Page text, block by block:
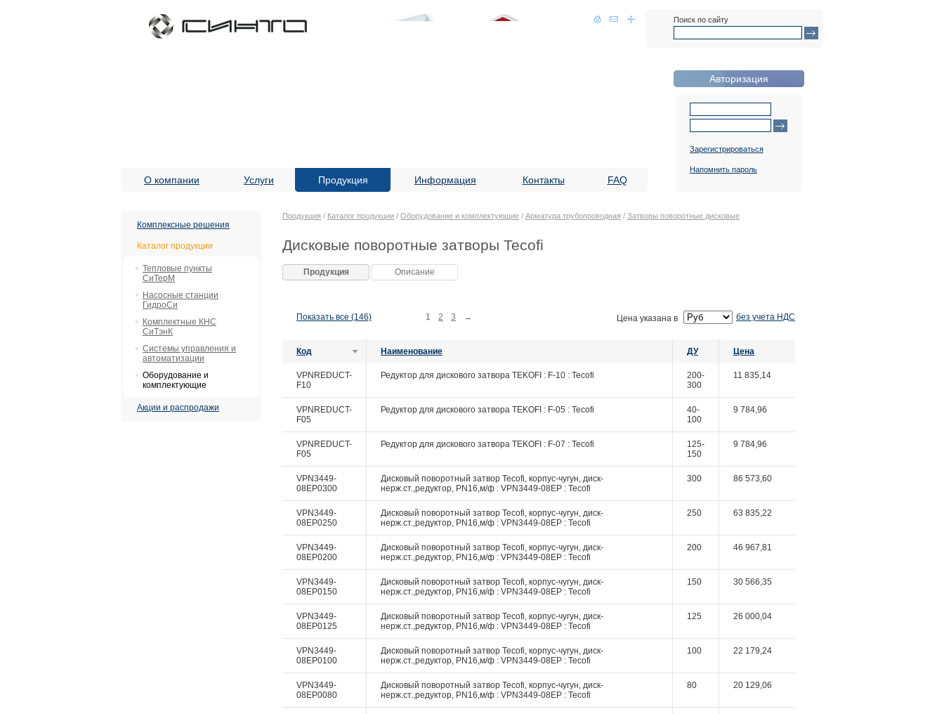
Поиск по сайту
О компании Услуги Продукция Информация Контакты FAQ
Авторизация
Зарегистрироваться
Напомнить пароль
Комплексные решения
Каталог продукции
Тепловые пункты
СиТерМ
Насосные станции
ГидроСи
Комплектные КНС
СиТэнК
Системы управления и
автоматизации
Оборудование и
комплектующие
Акции и распродажи
Продукция / Каталог продукции / Оборудование и комплектующие / Арматура трубопроводная / Затворы поворотные дисковые
Дисковые поворотные затворы Tecofi
Продукция Описание
Показать все (146) без учета НДС
Цена указана в
1 2 3 →
Код Наименование ДУ Цена
VPNREDUCT-
F10
Редуктор для дискового затвора TEKOFI : F-10 : Tecofi
200-
300
11 835,14
VPNREDUCT-
F05
Редуктор для дискового затвора TEKOFI : F-05 : Tecofi
40-
100
9 784,96
VPNREDUCT-
F05
Редуктор для дискового затвора TEKOFI : F-07 : Tecofi
125-
150
9 784,96
VPN3449-
08EP0300
Дисковый поворотный затвор Tecofi, корпус-чугун, диск-
нерж.ст.,редуктор, PN16,м/ф : VPN3449-08EP : Tecofi
300 86 573,60
VPN3449-
08EP0250
Дисковый поворотный затвор Tecofi, корпус-чугун, диск-
нерж.ст.,редуктор, PN16,м/ф : VPN3449-08EP : Tecofi
250 63 835,22
VPN3449-
08EP0200
Дисковый поворотный затвор Tecofi, корпус-чугун, диск-
нерж.ст.,редуктор, PN16,м/ф : VPN3449-08EP : Tecofi
200 46 967,81
VPN3449-
08EP0150
Дисковый поворотный затвор Tecofi, корпус-чугун, диск-
нерж.ст.,редуктор, PN16,м/ф : VPN3449-08EP : Tecofi
150 30 566,35
VPN3449-
08EP0125
Дисковый поворотный затвор Tecofi, корпус-чугун, диск-
нерж.ст.,редуктор, PN16,м/ф : VPN3449-08EP : Tecofi
125 26 000,04
VPN3449-
08EP0100
Дисковый поворотный затвор Tecofi, корпус-чугун, диск-
нерж.ст.,редуктор, PN16,м/ф : VPN3449-08EP : Tecofi
100 22 179,24
VPN3449-
08EP0080
Дисковый поворотный затвор Tecofi, корпус-чугун, диск-
нерж.ст.,редуктор, PN16,м/ф : VPN3449-08EP : Tecofi
80 20 129,06